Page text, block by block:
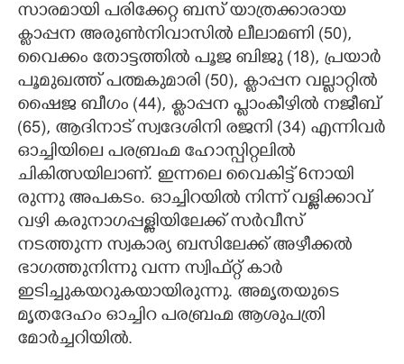
സാരമായി പരിക്കേറ്റ ബസ് യാത്രക്കാരായ
ക്ലാപ്പന അരുൺനിവാസിൽ ലീലാമണി (50),
വൈക്കം തോട്ടത്തിൽ പൂജ ബിജു (18), പ്രയാർ
പൂമുഖത്ത് പത്മകുമാരി (50), ക്ളാപ്പന വല്ലാറ്റിൽ
ഷൈജ ബീഗം (44), ക്ലാപ്പന പ്ലാംകീഴിൽ നജീബ്
(65), ആദിനാട് സ്വദേശിനി രജനി (34) എന്നിവർ
ഓച്ചിയിലെ പരബ്രഹ്മ ഹോസ്പിറ്റലിൽ
ചികിത്സയിലാണ്. ഇന്നലെ വൈകിട്ട് 6നായി​
രുന്നു അപകടം. ഓച്ചിറയി​ൽ നി​ന്ന് വള്ളിക്കാവ്
വഴി കരുനാഗപ്പള്ളിയിലേക്ക് സർവീസ്
നടത്തുന്ന സ്വകാര്യ ബസിലേക്ക് അഴീക്കൽ
ഭാഗത്തുനിന്നു വന്ന സ്വിഫ്റ്റ് കാർ
ഇടിച്ചുകയറുകയായിരുന്നു. അമൃതയുടെ
മൃതദേഹം ഓച്ചിറ പരബ്രഹ്മ ആശുപത്രി
മോർച്ചറിയിൽ.